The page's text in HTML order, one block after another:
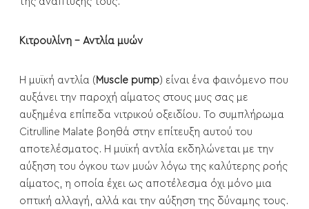
Κιτρουλίνη - Αντλία μυών
Η μυϊκή αντλία ( Muscle pump) είναι ένα φαινόμενο που
αυξάνει την παροχή αίματος στους μυς σας με
αυξημένα επίπεδα νιτρικού οξειδίου. Το συμπλήρωμα
Citrulline Malate βοηθά στην επίτευξη αυτού του
αποτελέσματος. Η μυϊκή αντλία εκδηλώνεται με την
αύξηση του όγκου των μυών λόγω της καλύτερης ροής
αίματος, η οποία έχει ως αποτέλεσμα όχι μόνο μια
οπτική αλλαγή, αλλά και την αύξηση της δύναμης τους.